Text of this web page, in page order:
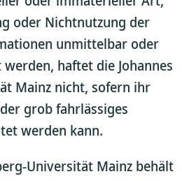
oder Nichtnutzung der
unmittelbar oder
haftet die Johannes
Mainz nicht, sofern ihr
grob fahrlässiges
werden kann.
Universität Mainz behält